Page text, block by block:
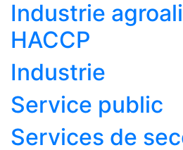
Industrie
HACCP
Industrie
Service public
Services de